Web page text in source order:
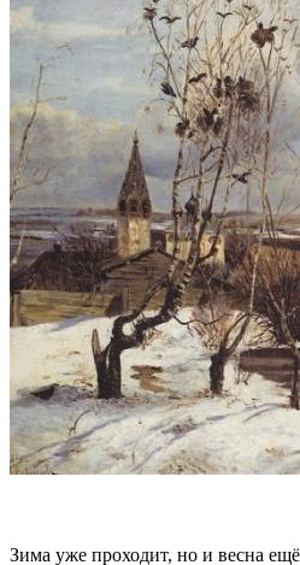
Зима уже проходит, но и весна